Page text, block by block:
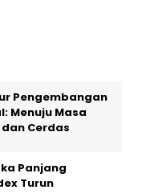
Pengembangan
Menuju Masa
Cerdas
Panjang
Turun